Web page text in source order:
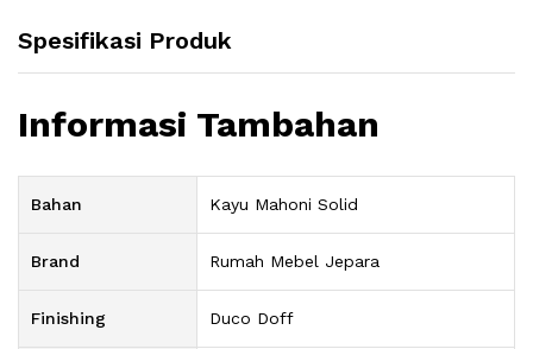
Spesifikasi Produk
Informasi Tambahan
Bahan Kayu Mahoni Solid
Brand Rumah Mebel Jepara
Finishing Duco Doff